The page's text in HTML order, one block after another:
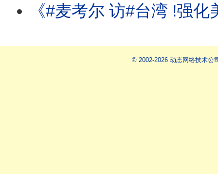
《#麦考尔 访#台湾 !强化美台国安合作!#汉光演习 应对#中国 的
© 2002-2026 动态网络技术公